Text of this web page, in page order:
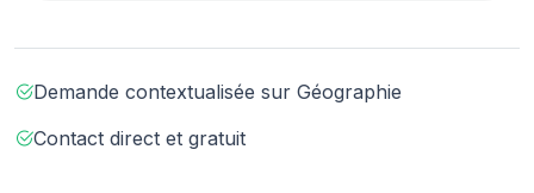
Demande contextualisée sur Géographie
Contact direct et gratuit